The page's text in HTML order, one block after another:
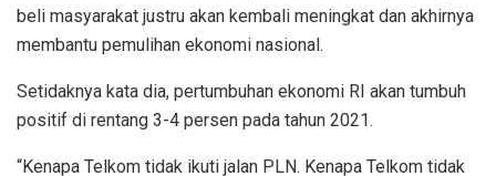
beli masyarakat justru akan kembali meningkat dan akhirnya
membantu pemulihan ekonomi nasional.
Setidaknya kata dia, pertumbuhan ekonomi RI akan tumbuh
positif di rentang 3-4 persen pada tahun 2021.
“Kenapa Telkom tidak ikuti jalan PLN. Kenapa Telkom tidak